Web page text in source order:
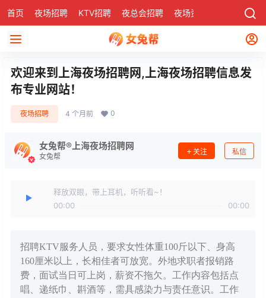
首页 夜场招聘 KTV招聘 夜总会招聘 夜场资讯 社区
欢迎来到上海夜场招聘网,上海夜场招聘信息发
布专业网站！
夜场招聘 4 个月前 0
女兔帮®上海夜场招聘网
女兔帮
关注 私信
释放双眼，带上耳机，听听看~！
00:00
00:00
招聘KTV服务人员，要求女性体重100斤以下、身高
160厘米以上，长相佳者可放宽。外地求职者报销路
费，面试当日可上岗，薪资不拖欠。工作内容包括点
唱、递纸巾、斟酒等，需具感染力与责任意识。工作